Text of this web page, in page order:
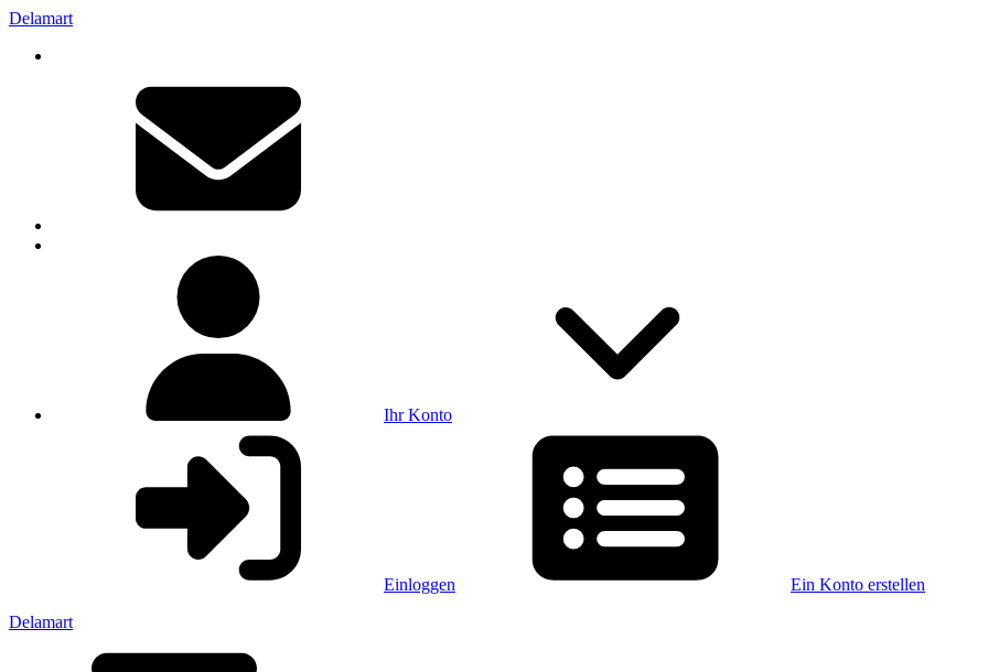
Delamart
Ihr Konto
Einloggen Ein Konto erstellen
Delamart